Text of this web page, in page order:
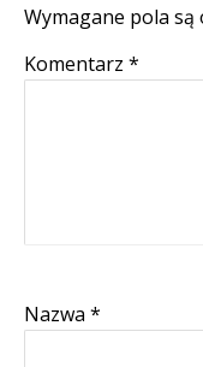
Wymagane pola są
Komentarz *
Nazwa *